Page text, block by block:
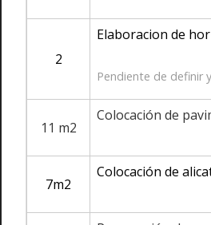
2
Elaboracion de
Pendiente de definir
11 m2
Colocación de
7m2
Colocación de